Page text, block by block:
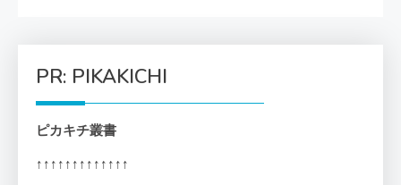
PR: PIKAKICHI
ピカキチ叢書
↑↑↑↑↑↑↑↑↑↑↑↑↑